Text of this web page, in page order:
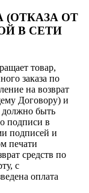
(ОТКАЗА ОТ
В СЕТИ
товар,
заказа по
на возврат
Договору) и
должно быть
подписи в
подписей и
печати
средств по
с
оплата